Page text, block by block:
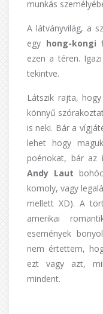
munkás
A látványvilág, a
egy hong-kongi
ezen a téren.
tekintve.
Látszik rajta,
könnyű
is neki. Bár a
lehet hogy
poénokat, bár az
Andy Laut
komoly, vagy
mellett XD). A
amerikai
események
nem értettem,
ezt vagy azt,
mindent.